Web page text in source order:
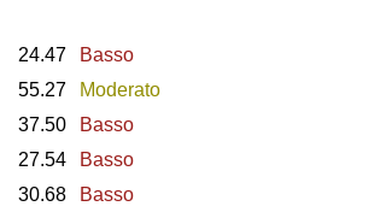
24.47
Basso
55.27
Moderato
37.50
Basso
27.54
Basso
30.68
Basso